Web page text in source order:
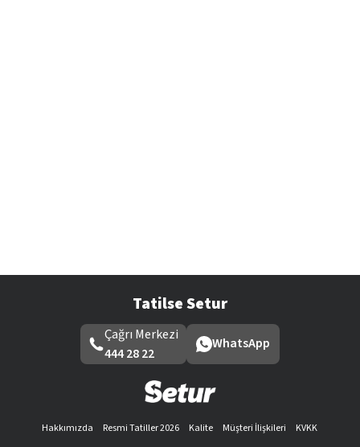
Tatilse Setur
Çağrı Merkezi
444 28 22
WhatsApp
Hakkımızda Resmi Tatiller 2026 Kalite Müşteri İlişkileri
KVKK